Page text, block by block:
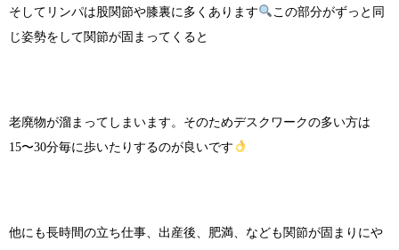
そしてリンパは股関節や膝裏に多くあります
この部分がずっと同
じ姿勢をして関節が固まってくると
老廃物が溜まってしまいます。そのためデスクワークの多い方は
15〜30分毎に歩いたりするのが良いです
他にも長時間の立ち仕事、出産後、肥満、なども関節が固まりにや